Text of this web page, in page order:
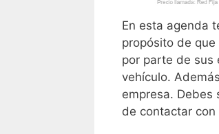
En esta agenda
propósito de
por parte de sus
vehículo.
empresa. Debes
de contactar con